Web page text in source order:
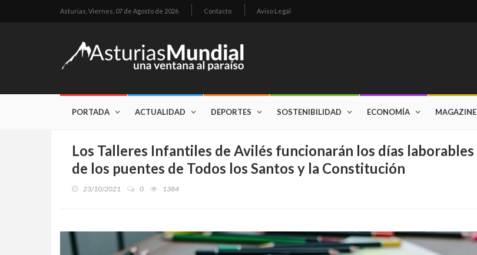
Asturias, Viernes, 07 de Agosto de 2026 Contacto Aviso Legal
PORTADA ACTUALIDAD DEPORTES SOSTENIBILIDAD ECONOMÍA MAGAZINE
Los Talleres Infantiles de Avilés funcionarán los días laborables
de los puentes de Todos los Santos y la Constitución
23/10/2021 0 1384